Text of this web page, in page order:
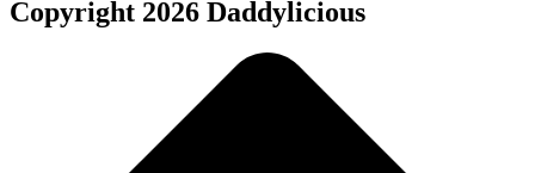
Copyright 2026 Daddylicious